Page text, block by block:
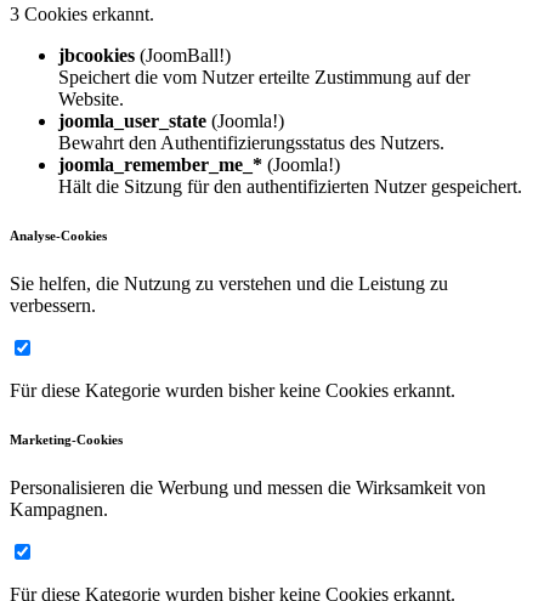
3 Cookies erkannt.
jbcookies (JoomBall!)
Speichert die vom Nutzer erteilte Zustimmung auf der
Website.
joomla_user_state (Joomla!)
Bewahrt den Authentifizierungsstatus des Nutzers.
joomla_remember_me_* (Joomla!)
Hält die Sitzung für den authentifizierten Nutzer gespeichert.
Analyse-Cookies
Sie helfen, die Nutzung zu verstehen und die Leistung zu
verbessern.
Für diese Kategorie wurden bisher keine Cookies erkannt.
Marketing-Cookies
Personalisieren die Werbung und messen die Wirksamkeit von
Kampagnen.
Für diese Kategorie wurden bisher keine Cookies erkannt.